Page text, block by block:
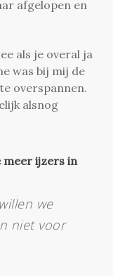
afgelopen en
als je overal ja
was bij mij de
overspannen.
alsnog
meer ijzers in
we
niet voor